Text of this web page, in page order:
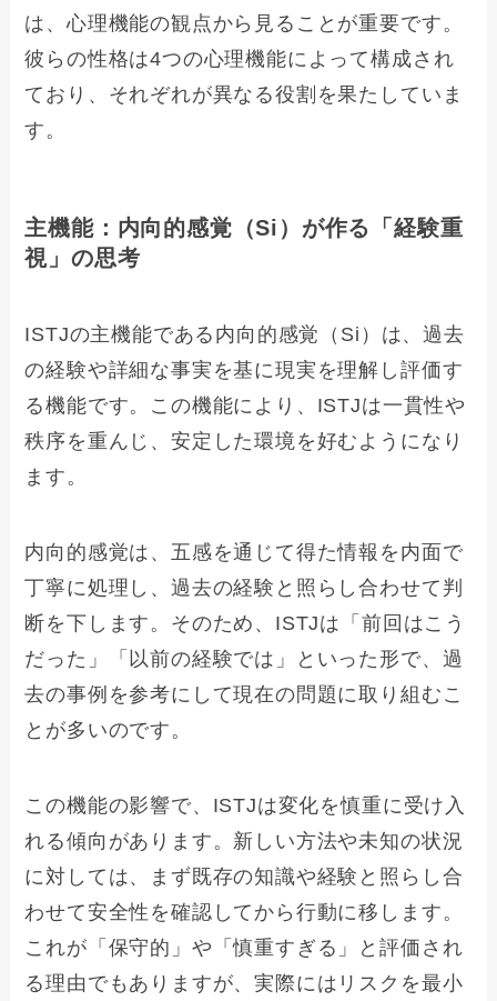
は、心理機能の観点から見ることが重要です。
彼らの性格は4つの心理機能によって構成され
ており、それぞれが異なる役割を果たしていま
す。
主機能：内向的感覚（Si）が作る「経験重
視」の思考
ISTJの主機能である内向的感覚（Si）は、過去
の経験や詳細な事実を基に現実を理解し評価す
る機能です。この機能により、ISTJは一貫性や
秩序を重んじ、安定した環境を好むようになり
ます。
内向的感覚は、五感を通じて得た情報を内面で
丁寧に処理し、過去の経験と照らし合わせて判
断を下します。そのため、ISTJは「前回はこう
だった」「以前の経験では」といった形で、過
去の事例を参考にして現在の問題に取り組むこ
とが多いのです。
この機能の影響で、ISTJは変化を慎重に受け入
れる傾向があります。新しい方法や未知の状況
に対しては、まず既存の知識や経験と照らし合
わせて安全性を確認してから行動に移します。
これが「保守的」や「慎重すぎる」と評価され
る理由でもありますが、実際にはリスクを最小